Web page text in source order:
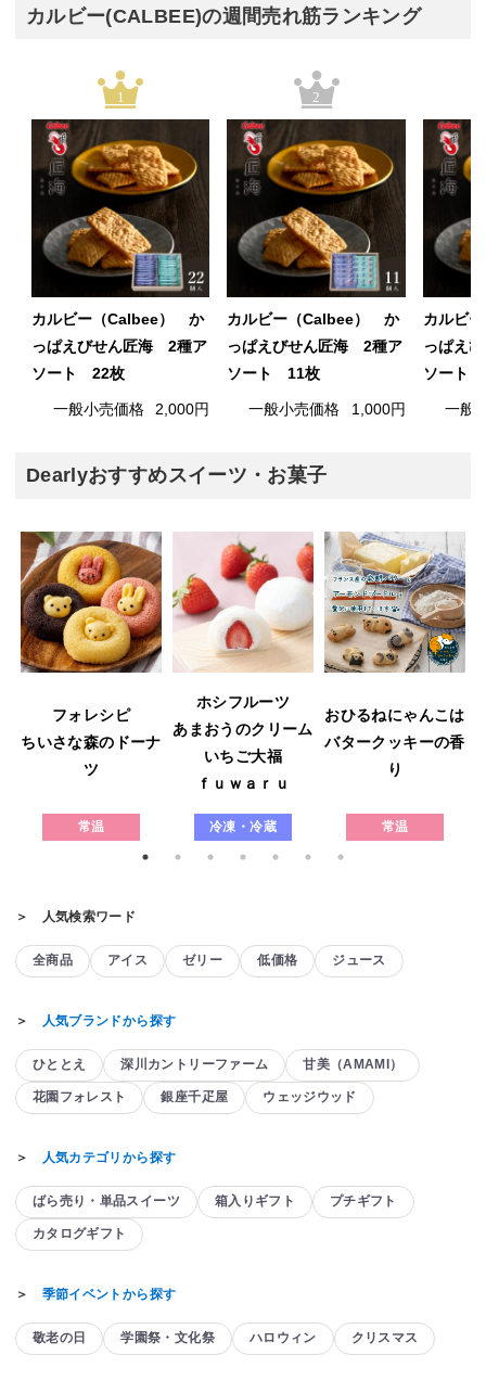
カルビー(CALBEE)の週間売れ筋ランキング
1
カルビー（Calbee） か
っぱえびせん匠海 2種ア
ソート 22枚
一般小売価格 2,000円
2
カルビー（Calbee） か
っぱえびせん匠海 2種ア
ソート 11枚
一般小売価格 1,000円
カルビ
っぱえ
ソート
一般
Dearlyおすすめスイーツ・お菓子
フォレシピ
ちいさな森のドーナ
ツ
常温
ホシフルーツ
あまおうのクリーム
いちご大福
ｆｕｗａｒｕ
冷凍・冷蔵
おひるねにゃんこは
バタークッキーの香
り
常温
＞ 人気検索ワード
全商品 アイス ゼリー 低価格 ジュース
＞ 人気ブランドから探す
ひととえ 深川カントリーファーム 甘美（AMAMI）
花園フォレスト 銀座千疋屋 ウェッジウッド
＞ 人気カテゴリから探す
ばら売り・単品スイーツ 箱入りギフト プチギフト
カタログギフト
＞ 季節イベントから探す
敬老の日 学園祭・文化祭 ハロウィン クリスマス